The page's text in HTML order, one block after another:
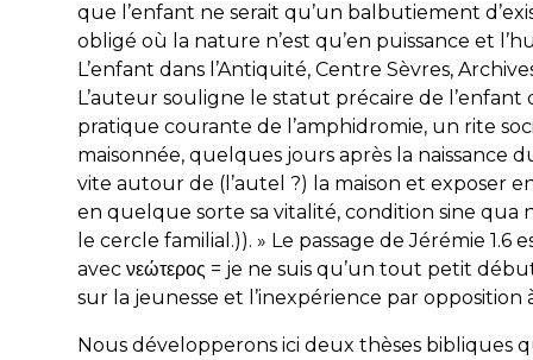
que l’enfant ne serait qu’un balbutiement
obligé où la nature n’est qu’en puissance et
L’enfant dans l’Antiquité, Centre Sèvres,
L’auteur souligne le statut précaire de
pratique courante de l’amphidromie, un rite
maisonnée, quelques jours après la
vite autour de (l’autel ?) la maison et exposer
en quelque sorte sa vitalité, condition sine
le cercle familial.)). » Le passage de Jérémie
avec νεώτερος = je ne suis qu’un tout petit
sur la jeunesse et l’inexpérience par opposition
Nous développerons ici deux thèses bibliques